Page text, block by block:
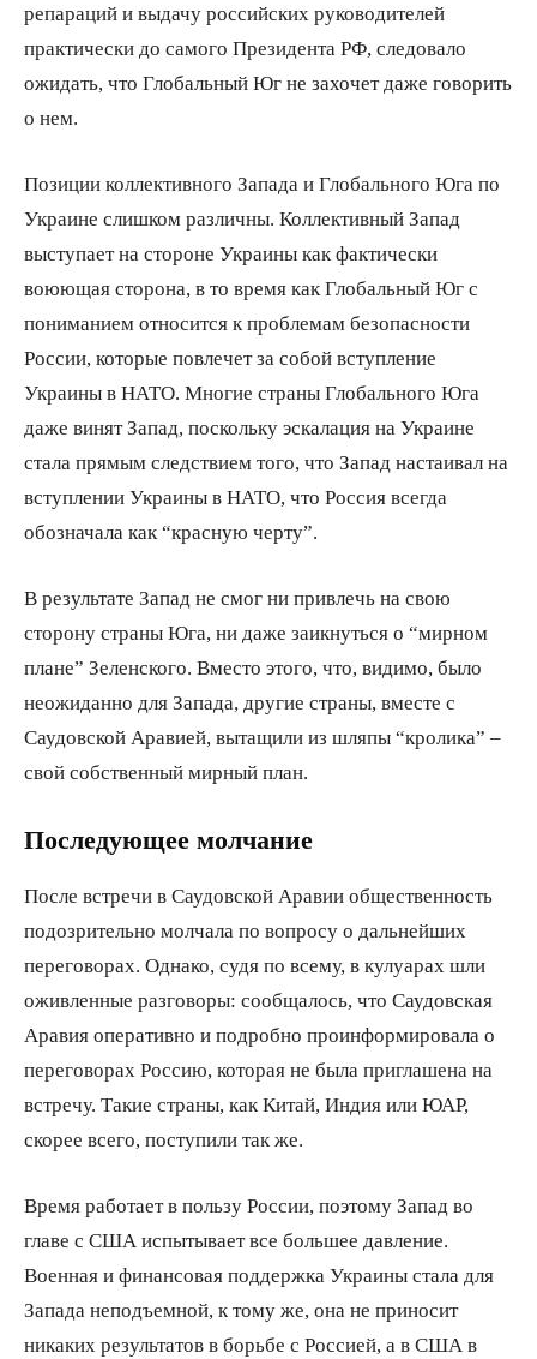
репараций и выдачу российских руководителей
практически до самого Президента РФ, следовало
ожидать, что Глобальный Юг не захочет даже говорить
о нем.
Позиции коллективного Запада и Глобального Юга по
Украине слишком различны. Коллективный Запад
выступает на стороне Украины как фактически
воюющая сторона, в то время как Глобальный Юг с
пониманием относится к проблемам безопасности
России, которые повлечет за собой вступление
Украины в НАТО. Многие страны Глобального Юга
даже винят Запад, поскольку эскалация на Украине
стала прямым следствием того, что Запад настаивал на
вступлении Украины в НАТО, что Россия всегда
обозначала как “красную черту”.
В результате Запад не смог ни привлечь на свою
сторону страны Юга, ни даже заикнуться о “мирном
плане” Зеленского. Вместо этого, что, видимо, было
неожиданно для Запада, другие страны, вместе с
Саудовской Аравией, вытащили из шляпы “кролика” –
свой собственный мирный план.
Последующее молчание
После встречи в Саудовской Аравии общественность
подозрительно молчала по вопросу о дальнейших
переговорах. Однако, судя по всему, в кулуарах шли
оживленные разговоры: сообщалось, что Саудовская
Аравия оперативно и подробно проинформировала о
переговорах Россию, которая не была приглашена на
встречу. Такие страны, как Китай, Индия или ЮАР,
скорее всего, поступили так же.
Время работает в пользу России, поэтому Запад во
главе с США испытывает все большее давление.
Военная и финансовая поддержка Украины стала для
Запада неподъемной, к тому же, она не приносит
никаких результатов в борьбе с Россией, а в США в